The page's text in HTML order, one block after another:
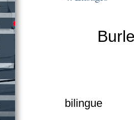
bilingue